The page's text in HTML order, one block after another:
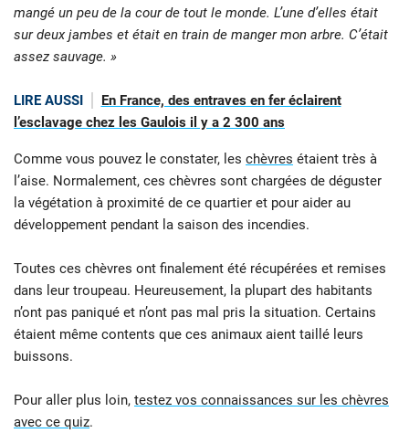
mangé un peu de la cour de tout le monde. L’une d’elles était
sur deux jambes et était en train de manger mon arbre. C’était
assez sauvage. »
LIRE AUSSI
En France, des entraves en fer éclairent
l’esclavage chez les Gaulois il y a 2 300 ans
Comme vous pouvez le constater, les chèvres étaient très à
l’aise. Normalement, ces chèvres sont chargées de déguster
la végétation à proximité de ce quartier et pour aider au
développement pendant la saison des incendies.
Toutes ces chèvres ont finalement été récupérées et remises
dans leur troupeau. Heureusement, la plupart des habitants
n’ont pas paniqué et n’ont pas mal pris la situation. Certains
étaient même contents que ces animaux aient taillé leurs
buissons.
Pour aller plus loin, testez vos connaissances sur les chèvres
avec ce quiz.